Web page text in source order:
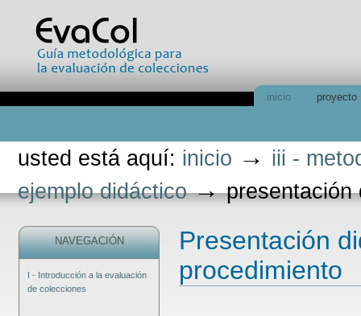
contenido.
inicio proyecto
usted está aquí: inicio → iii -
ejemplo didáctico →presentación
NAVEGACIÓN
I - Introducción a la evaluación
de colecciones
Presentación
procedimiento